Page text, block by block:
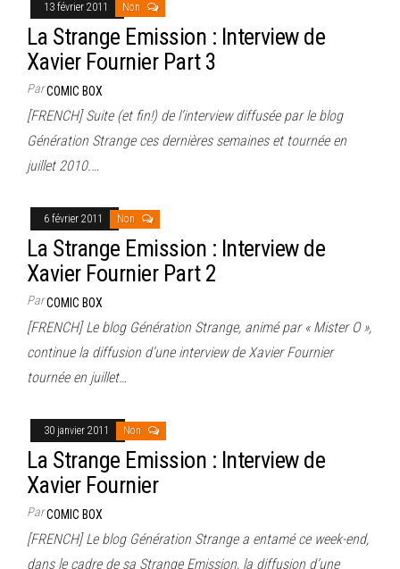
13 février 2011 Non
La Strange Emission : Interview de
Xavier Fournier Part 3
ParCOMIC BOX
[FRENCH] Suite (et fin!) de l’interview diffusée par le blog
Génération Strange ces dernières semaines et tournée en
juillet 2010.…
6 février 2011 Non
La Strange Emission : Interview de
Xavier Fournier Part 2
ParCOMIC BOX
[FRENCH] Le blog Génération Strange, animé par « Mister O »,
continue la diffusion d’une interview de Xavier Fournier
tournée en juillet…
30 janvier 2011 Non
La Strange Emission : Interview de
Xavier Fournier
ParCOMIC BOX
[FRENCH] Le blog Génération Strange a entamé ce week-end,
dans le cadre de sa Strange Emission, la diffusion d’une